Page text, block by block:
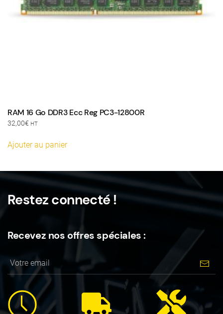
RAM 16 Go DDR3 Ecc Reg PC3-12800R
32,00€ HT
Ajouter au panier
Restez connecté !
Recevez nos offres spéciales :